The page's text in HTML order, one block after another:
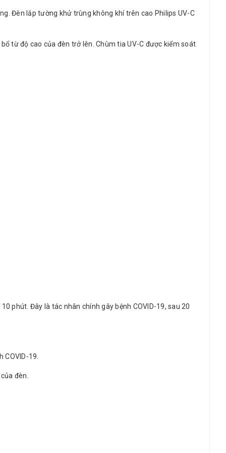
Đèn lắp tường khử trùng không khí trên cao Philips UV-C
từ độ cao của đèn trở lên. Chùm tia UV-C được kiểm soát
phút. Đây là tác nhân chính gây bệnh COVID-19, sau 20
19.
đèn.